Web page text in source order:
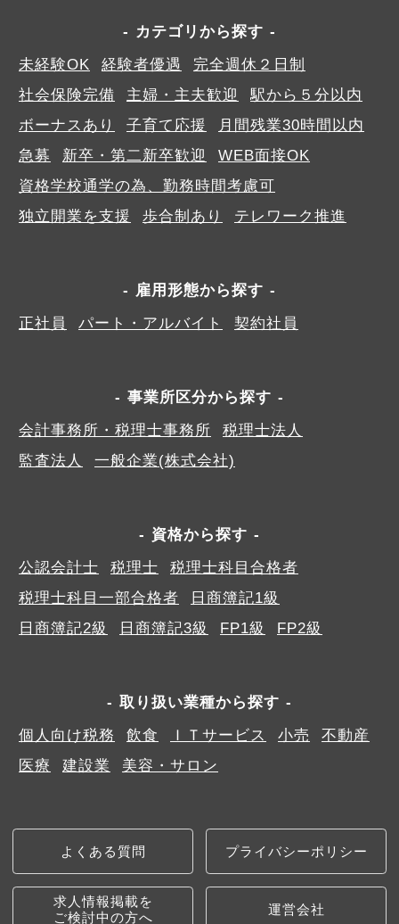
カテゴリから探す
未経験OK
経験者優遇
完全週休２日制
社会保険完備
主婦・主夫歓迎
駅から５分以内
ボーナスあり
子育て応援
月間残業30時間以内
急募
新卒・第二新卒歓迎
WEB面接OK
資格学校通学の為、勤務時間考慮可
独立開業を支援
歩合制あり テレワーク推進
雇用形態から探す
正社員
パート・アルバイト 契約社員
事業所区分から探す
会計事務所・税理士事務所
税理士法人
監査法人
一般企業(株式会社)
資格から探す
公認会計士
税理士
税理士科目合格者
税理士科目一部合格者
日商簿記1級
日商簿記2級
日商簿記3級 FP1級 FP2級
取り扱い業種から探す
個人向け税務
飲食 ＩＴサービス 小売
不動産
医療
建設業 美容・サロン
よくある質問 プライバシーポリシー
求人情報掲載を
ご検討中の方へ
運営会社